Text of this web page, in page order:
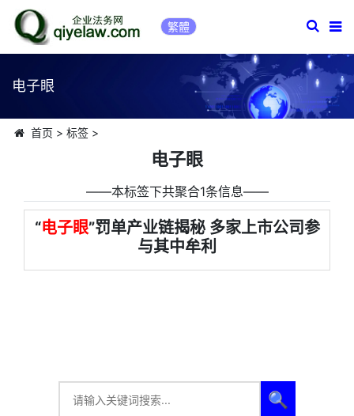
繁體
电子眼
首页 > 标签>
电子眼
――本标签下共聚合1条信息――
“电子眼”罚单产业链揭秘 多家上市公司参
与其中牟利
🔍